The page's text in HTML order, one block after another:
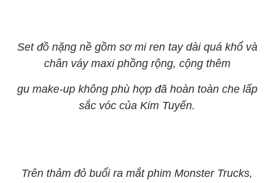
Set đồ nặng nề gồm sơ mi ren tay dài quá khổ và
chân váy maxi phồng rộng, cộng thêm
gu make-up không phù hợp đã hoàn toàn che lấp
sắc vóc của Kim Tuyến.
Trên thảm đỏ buổi ra mắt phim Monster Trucks,